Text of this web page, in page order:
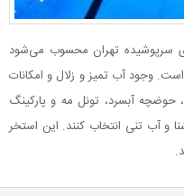
سرپوشیده تهران محسوب می‌شود
گرفته است. وجود آب تمیز و زلال و امکانات
آبسرد، تونل مه و پارکینگ
و آب تنی انتخاب کنند. این استخر